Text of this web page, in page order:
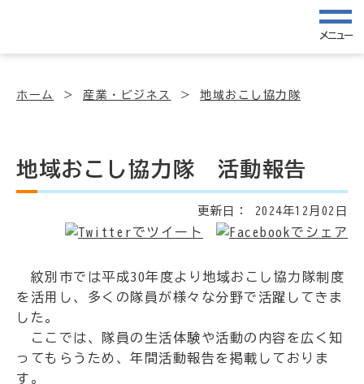
メニュー
ホーム 産業・ビジネス 地域おこし協力隊
地域おこし協力隊 活動報告
更新日： 2024年12月02日
紋別市では平成30年度より地域おこし協力隊制度
を活用し、多くの隊員が様々な分野で活躍してきま
した。
ここでは、隊員の生活体験や活動の内容を広く知
ってもらうため、年間活動報告を掲載しておりま
す。